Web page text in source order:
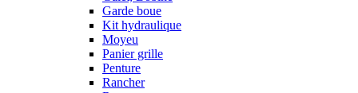
Garde boue
Kit hydraulique
Moyeu
Panier grille
Penture
Rancher